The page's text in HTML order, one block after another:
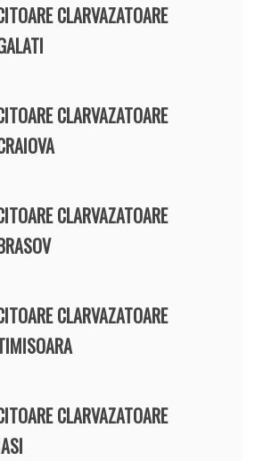
CLARVAZATOARE
CLARVAZATOARE
CLARVAZATOARE
CLARVAZATOARE
CLARVAZATOARE